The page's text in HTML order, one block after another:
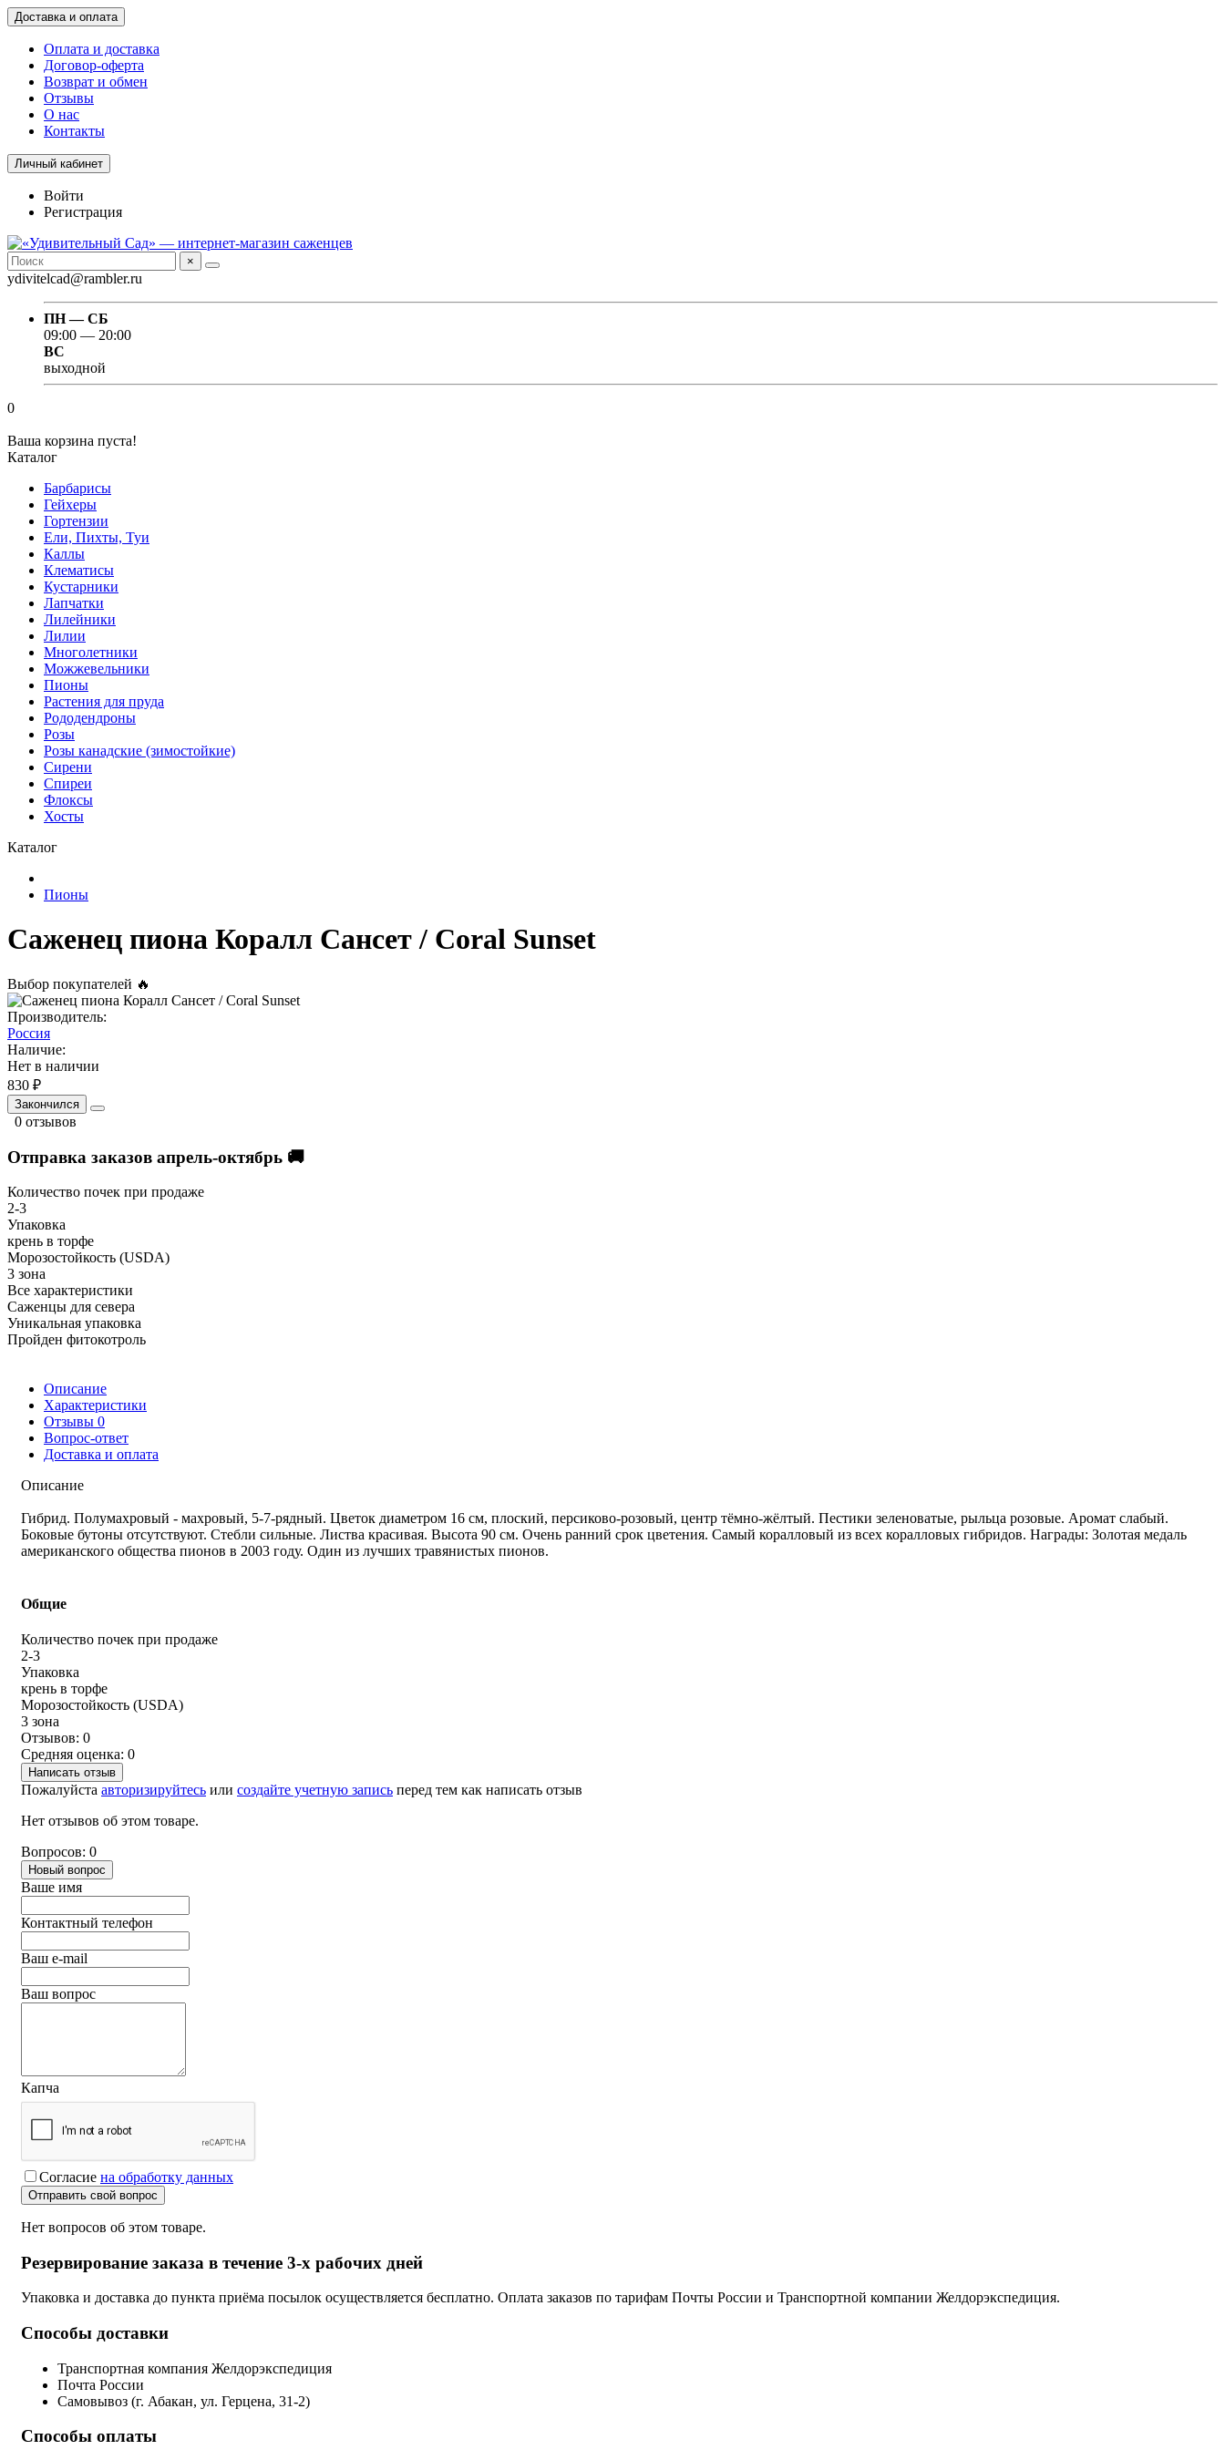
Доставка и оплата
Оплата и доставка
Договор-оферта
Возврат и обмен
Отзывы
О нас
Контакты
Личный кабинет
Войти
Регистрация
×
ydivitelcad@rambler.ru
ПН — СБ
09:00 — 20:00
ВС
выходной
0
Ваша корзина пуста!
Каталог
Барбарисы
Гейхеры
Гортензии
Ели, Пихты, Туи
Каллы
Клематисы
Кустарники
Лапчатки
Лилейники
Лилии
Многолетники
Можжевельники
Пионы
Растения для пруда
Рододендроны
Розы
Розы канадские (зимостойкие)
Сирени
Спиреи
Флоксы
Хосты
Каталог
Пионы
Саженец пиона Коралл Сансет / Coral Sunset
Выбор покупателей 🔥
Производитель:
Россия
Наличие:
Нет в наличии
830 ₽
Закончился
0 отзывов
Отправка заказов апрель-октябрь 🚚
Количество почек при продаже
2-3
Упаковка
крень в торфе
Морозостойкость (USDA)
3 зона
Все характеристики
Саженцы для севера
Уникальная упаковка
Пройден фитокотроль
Описание
Характеристики
Отзывы 0
Вопрос-ответ
Доставка и оплата
Описание
Гибрид. Полумахровый - махровый, 5-7-рядный. Цветок диаметром 16 см, плоский, персиково-розовый, центр тёмно-жёлтый. Пестики зеленоватые, рыльца розовые. Аромат слабый.
Боковые бутоны отсутствуют. Стебли сильные. Листва красивая. Высота 90 см. Очень ранний срок цветения. Самый коралловый из всех коралловых гибридов. Награды: Золотая медаль
американского общества пионов в 2003 году. Один из лучших травянистых пионов.
Общие
Количество почек при продаже
2-3
Упаковка
крень в торфе
Морозостойкость (USDA)
3 зона
Отзывов: 0
Средняя оценка: 0
Написать отзыв
Пожалуйста авторизируйтесь или создайте учетную запись перед тем как написать отзыв
Нет отзывов об этом товаре.
Вопросов: 0
Новый вопрос
Ваше имя
Контактный телефон
Ваш e-mail
Ваш вопрос
Капча
Согласие на обработку данных
Отправить свой вопрос
Нет вопросов об этом товаре.
Резервирование заказа в течение 3-х рабочих дней
Упаковка и доставка до пункта приёма посылок осуществляется бесплатно. Оплата заказов по тарифам Почты России и Транспортной компании Желдорэкспедиция.
Способы доставки
Транспортная компания Желдорэкспедиция
Почта России
Самовывоз (г. Абакан, ул. Герцена, 31-2)
Способы оплаты